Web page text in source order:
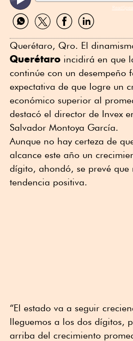
Compartir
por
Compartir
por
Compartir
por
Compartir
por
Querétaro, Qro. El
Querétaro incidirá en que
continúe con un desempeño
expectativa de que logre un
económico superior al
destacó el director de Invex
Salvador Montoya García.
Aunque no hay certeza de
alcance este año un
dígito, ahondó, se prevé que
tendencia positiva.
“El estado va a seguir
lleguemos a los dos dígitos,
arriba del crecimiento